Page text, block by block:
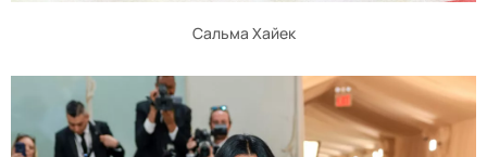
Сальма Хайек